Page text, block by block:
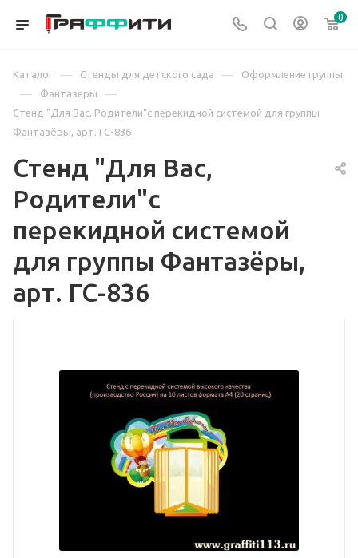
0
Каталог — Стенды для детского сада — Оформление группы
— Фантазеры —
Стенд "Для Вас, Родители"с перекидной системой для группы
Фантазёры, арт. ГС-836
Стенд "Для Вас,
Родители"с
перекидной системой
для группы Фантазёры,
арт. ГС-836